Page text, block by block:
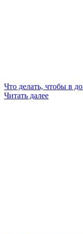
Что делать, чтобы в
Читать далее